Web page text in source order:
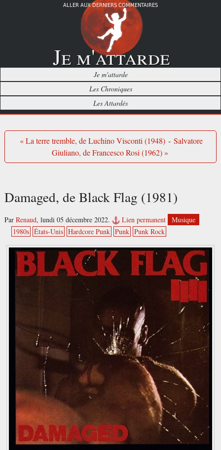
ALLER AUX DERNIERS COMMENTAIRES
Je m'attarde
Je m'attarde
Les Chroniques
Les Attardés
« La terre tremble, de Luchino Visconti (1948) - Salvatore
Giuliano, de Francesco Rosi (1962) »
Damaged, de Black Flag (1981)
Par Renaud, lundi 05 décembre 2022. Lien permanent
Musique
1980s États-Unis Hardcore Punk Punk Punk Rock